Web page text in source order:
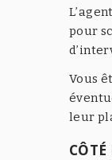
pour
Vous
leur